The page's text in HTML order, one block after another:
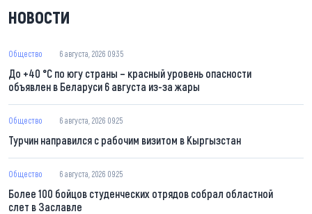
НОВОСТИ
Общество 6 августа, 2026 09:35
До +40 °С по югу страны – красный уровень опасности
объявлен в Беларуси 6 августа из-за жары
Общество 6 августа, 2026 09:25
Турчин направился с рабочим визитом в Кыргызстан
Общество 6 августа, 2026 09:25
Более 100 бойцов студенческих отрядов собрал областной
слет в Заславле